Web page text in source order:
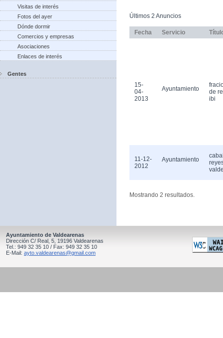
Visitas de interés
Fotos del ayer
Dónde dormir
Comercios y empresas
Asociaciones
Enlaces de interés
Gentes
Últimos 2 Anuncios
Fecha Servicio
15-
04-
2013
Ayuntamiento
de
ibi
11-12-
2012
Ayuntamiento
Mostrando 2 resultados.
Ayuntamiento de Valdearenas
Dirección C/ Real, 5, 19196 Valdearenas
Tel.: 949 32 35 10 / Fax: 949 32 35 10
E-Mail: ayto.valdearenas@gmail.com